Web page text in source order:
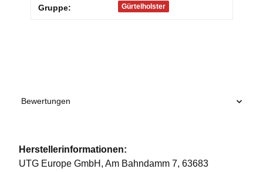
Produkteigenschaft
Wert
Gruppe: Gürtelholster
Bewertungen
Herstellerinformationen:
UTG Europe GmbH, Am Bahndamm 7, 63683